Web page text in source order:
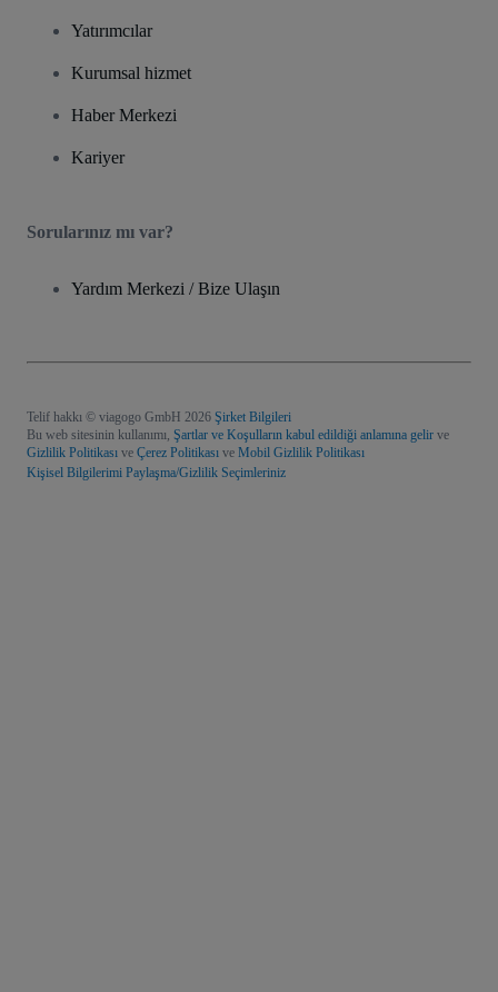
Yatırımcılar
Kurumsal hizmet
Haber Merkezi
Kariyer
Sorularınız mı var?
Yardım Merkezi / Bize Ulaşın
Telif hakkı © viagogo GmbH 2026 Şirket Bilgileri
Bu web sitesinin kullanımı, Şartlar ve Koşulların kabul edildiği anlamına gelir ve
Gizlilik Politikası ve Çerez Politikası ve Mobil Gizlilik Politikası
Kişisel Bilgilerimi Paylaşma/Gizlilik Seçimleriniz